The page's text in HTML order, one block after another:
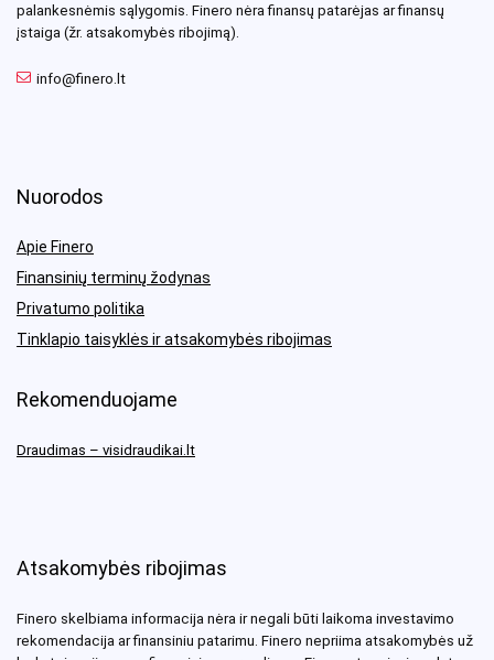
palankesnėmis sąlygomis. Finero nėra finansų patarėjas ar finansų
įstaiga (žr. atsakomybės ribojimą).
info@finero.lt
Nuorodos
Apie Finero
Finansinių terminų žodynas
Privatumo politika
Tinklapio taisyklės ir atsakomybės ribojimas
Rekomenduojame
Draudimas – visidraudikai.lt
Atsakomybės ribojimas
Finero skelbiama informacija nėra ir negali būti laikoma investavimo
rekomendacija ar finansiniu patarimu. Finero nepriima atsakomybės už